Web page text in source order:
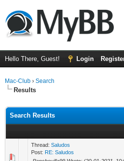
Hello There, Guest! Login
Mac-Club › Search
Results
Search Results
Thread: Saludos
Post: RE: Saludos